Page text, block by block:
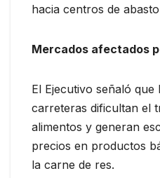
hacia centros de
Mercados afectados
El Ejecutivo señaló
carreteras dificultan el
alimentos y generan
precios en productos
la carne de res.